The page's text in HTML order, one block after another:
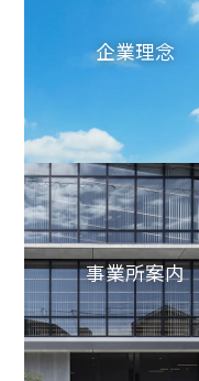
企業理念
事業所案内